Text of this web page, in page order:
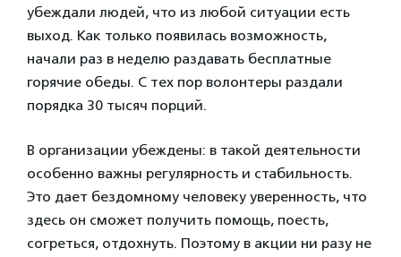
убеждали людей, что из любой ситуации есть
выход. Как только появилась возможность,
начали раз в неделю раздавать бесплатные
горячие обеды. С тех пор волонтеры раздали
порядка 30 тысяч порций.
В организации убеждены: в такой деятельности
особенно важны регулярность и стабильность.
Это дает бездомному человеку уверенность, что
здесь он сможет получить помощь, поесть,
согреться, отдохнуть. Поэтому в акции ни разу не